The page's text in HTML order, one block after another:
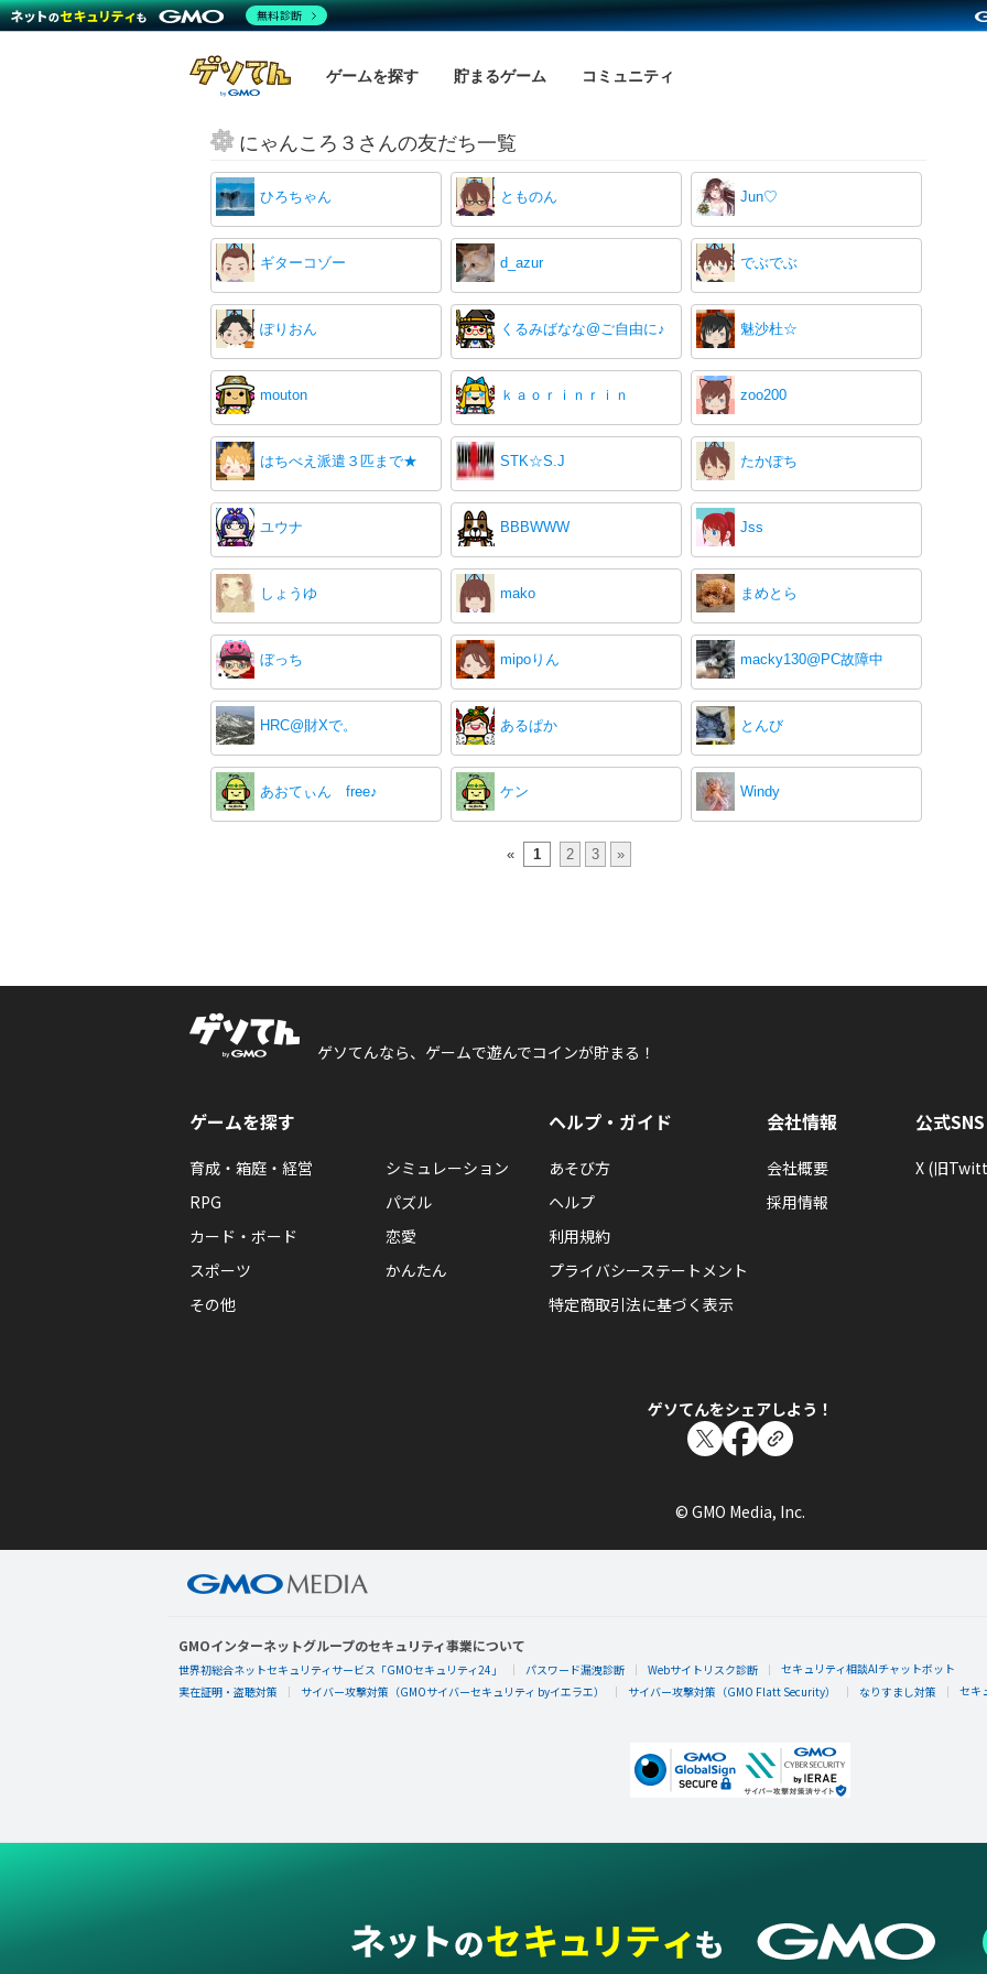
ゲームを探す 貯まるゲーム コミュニティ
にゃんころ３さんの友だち一覧
ひろちゃん とものん Jun♡
ギターコゾー d_azur でぶでぶ
ぽりおん くるみばなな@ご自由に♪ 魅沙杜☆
mouton ｋａｏｒｉｎｒｉｎ zoo200
はちべえ派遣３匹まで★ STK☆S.J たかぽち
ユウナ BBBWWW Jss
しょうゆ mako まめとら
ぼっち mipoりん macky130@PC故障中
HRC@財Xで。 あるぱか とんび
あおてぃん free♪ ケン Windy
« 1 2 3 »
ゲソてんなら、ゲームで遊んでコインが貯まる！
ゲームを探す
育成・箱庭・経営
シミュレーション
RPG
パズル
カード・ボード
恋愛
スポーツ
かんたん
その他
ヘルプ・ガイド
あそび方
ヘルプ
利用規約
プライバシーステートメント
特定商取引法に基づく表示
会社情報
会社概要
採用情報
公式SNS
X (旧
ゲソてんをシェアしよう！
© GMO Media, Inc.
GMOインターネットグループのセキュリティ事業について
世界初総合ネットセキュリティサービス「GMOセキュリティ24」 パスワード漏洩診断 Webサイトリスク診断
セキュリティ相談AIチャットボット
実在証明・盗聴対策
サイバー攻撃対策（GMOサイバーセキュリティ byイエラエ） サイバー攻撃対策（GMO Flatt Security） なりすまし対策 セキ
無料診断